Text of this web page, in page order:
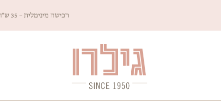
רכישה מינימלית – 35 ש"ח
גילרו
Since 1950